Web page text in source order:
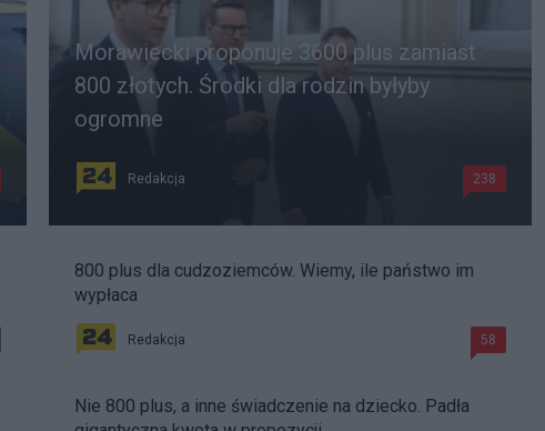
Morawiecki proponuje 3600 plus zamiast
800 złotych. Środki dla rodzin byłyby
ogromne
Redakcja 238
800 plus dla cudzoziemców. Wiemy, ile państwo im
wypłaca
Redakcja 58
Nie 800 plus, a inne świadczenie na dziecko. Padła